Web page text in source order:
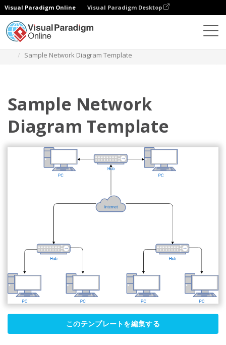
Visual Paradigm Online Visual Paradigm Desktop
Sample Network Diagram Template
Sample Network
Diagram Template
このテンプレートを編集する